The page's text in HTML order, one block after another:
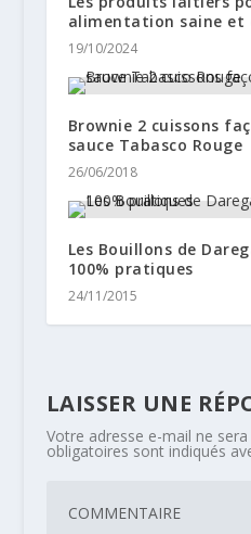
alimentation saine et
19/10/2024
Brownie 2 cuissons
sauce Tabasco Rouge
26/06/2018
Les Bouillons de
100% pratiques
24/11/2015
LAISSER UNE
Votre adresse e-mail ne sera
obligatoires sont indiqués